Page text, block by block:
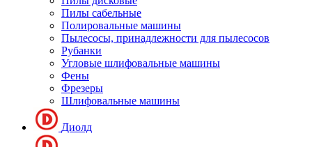
Пилы сабельные
Полировальные машины
Пылесосы, принадлежности для пылесосов
Рубанки
Угловые шлифовальные машины
Фены
Фрезеры
Шлифовальные машины
Диолд